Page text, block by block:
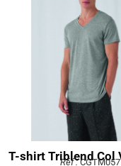
T-shirt Triblend Col
Réf :CGTM057